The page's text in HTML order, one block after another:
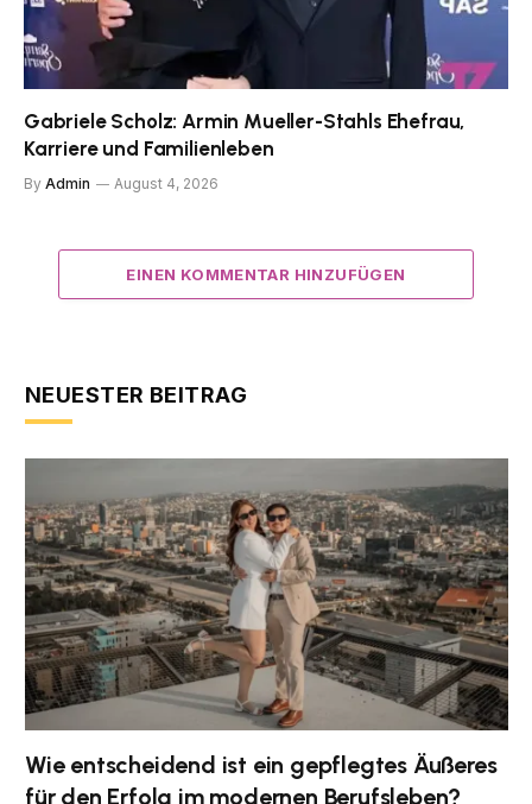
Gabriele Scholz: Armin Mueller-Stahls Ehefrau,
Karriere und Familienleben
By Admin August 4, 2026
EINEN KOMMENTAR HINZUFÜGEN
NEUESTER BEITRAG
Wie entscheidend ist ein gepflegtes Äußeres
für den Erfolg im modernen Berufsleben?